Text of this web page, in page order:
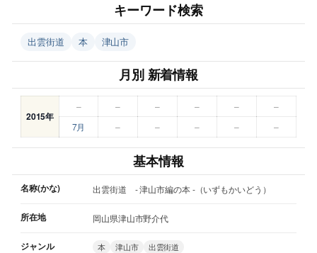
キーワード検索
出雲街道 本 津山市
月別 新着情報
2015年
– – – – –
–
7月
– – – – –
基本情報
名称(かな) 出雲街道 - 津山市編の本 -（いずもかいどう）
所在地 岡山県津山市野介代
ジャンル 本 津山市 出雲街道